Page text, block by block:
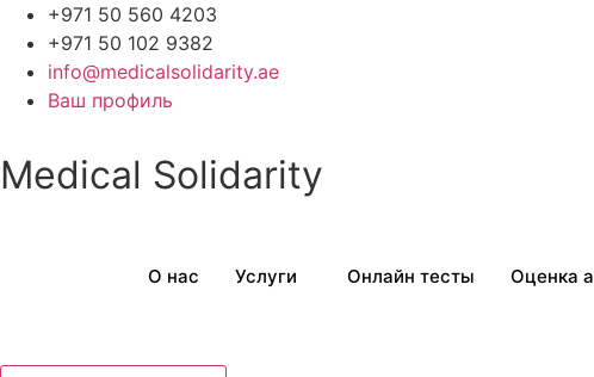
Перейти
содержимому
+971 50 560 4203
+971 50 102 9382
info@medicalsolidarity.ae
Ваш профиль
Medical Solidarity
О нас Услуги Онлайн тесты Оценка